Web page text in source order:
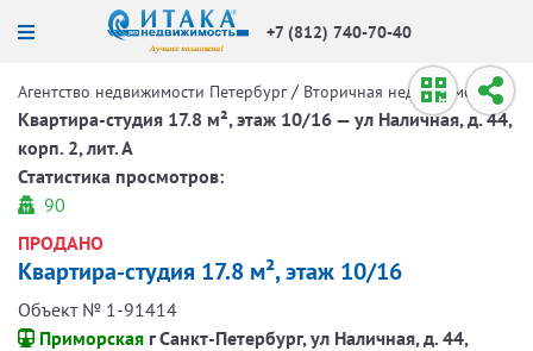
+7 (812) 740-70-40
Агентство недвижимости Петербург / Вторичная недвижимость /
Квартира-студия 17.8 м², этаж 10/16 — ул Наличная, д. 44,
корп. 2, лит. А
Статистика просмотров:
90
ПРОДАНО
Квартира-студия 17.8 м², этаж 10/16
Объект № 1-91414
Приморская г Санкт-Петербург, ул Наличная, д. 44,